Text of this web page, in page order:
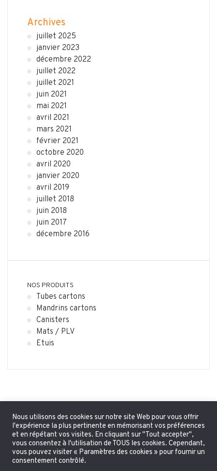
Archives
juillet 2025
janvier 2023
décembre 2022
juillet 2022
juillet 2021
juin 2021
mai 2021
avril 2021
mars 2021
février 2021
octobre 2020
avril 2020
janvier 2020
avril 2019
juillet 2018
juin 2018
juin 2017
décembre 2016
NOS PRODUITS
Tubes cartons
Mandrins cartons
Canisters
Mats / PLV
Etuis
Nous utilisons des cookies sur notre site Web pour vous offrir
l'expérience la plus pertinente en mémorisant vos préférences
et en répétant vos visites. En cliquant sur "Tout accepter",
vous consentez à l'utilisation de TOUS les cookies. Cependant,
vous pouvez visiter « Paramètres des cookies » pour fournir un
consentement contrôlé.